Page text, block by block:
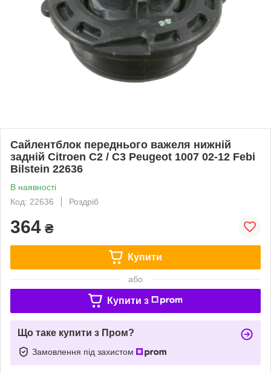
Сайлентблок переднього важеля нижній
задній Citroen C2 / C3 Peugeot 1007 02-12 Febi
Bilstein 22636
В наявності
Код: 22636
Роздріб
364 ₴
Купити
або
Купити з
Що таке купити з Пром?
Замовлення під захистом